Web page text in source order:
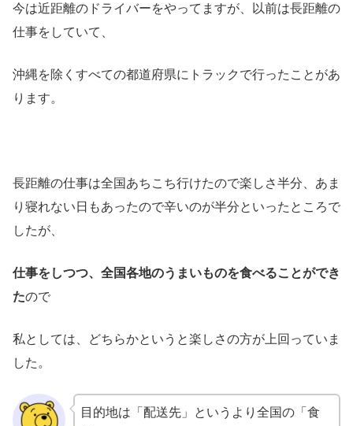
今は近距離のドライバーをやってますが、以前は長距離の
仕事をしていて、
沖縄を除くすべての都道府県にトラックで行ったことがあ
ります。
長距離の仕事は全国あちこち行けたので楽しさ半分、あま
り寝れない日もあったので辛いのが半分といったところで
したが、
仕事をしつつ、全国各地のうまいものを食べることができ
たので
私としては、どちらかというと楽しさの方が上回っていま
した。
目的地は「配送先」というより全国の「食